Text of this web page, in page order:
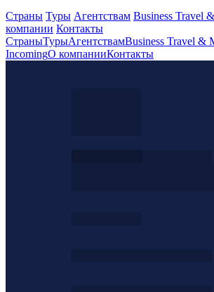
Страны Туры Агентствам Business Travel
компании Контакты
СтраныТурыАгентствамBusiness Travel &
IncomingО компанииКонтакты